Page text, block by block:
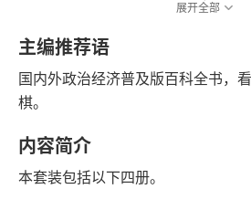
展开全部
主编推荐语
国内外政治经济普及版百科全书，
棋。
内容简介
本套装包括以下四册。